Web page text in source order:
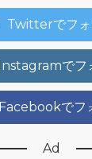
Twitterでフォ
Instagramでフ
Facebookでフ
Ad